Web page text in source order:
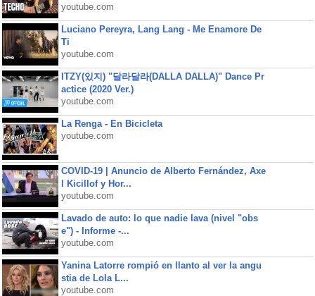
youtube.com
Luciano Pereyra, Lang Lang - Me Enamore De
Ti
youtube.com
ITZY(있지) "달라달라(DALLA DALLA)" Dance Pr
actice (2020 Ver.)
youtube.com
La Renga - En Bicicleta
youtube.com
COVID-19 | Anuncio de Alberto Fernández, Axe
l Kicillof y Hor...
youtube.com
Lavado de auto: lo que nadie lava (nivel "obs
e") - Informe -...
youtube.com
Yanina Latorre rompió en llanto al ver la angu
stia de Lola L...
youtube.com